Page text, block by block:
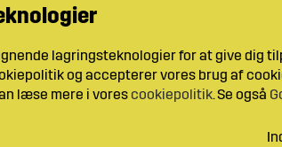
lagringsteknologier for at give dig
og accepterer vores brug af
læse mere i vorescookiepolitik. Se også